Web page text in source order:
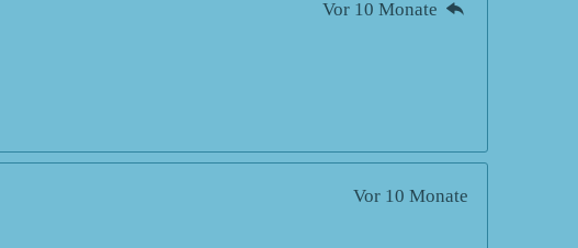
Vor 10 Monate
Vor 10 Monate